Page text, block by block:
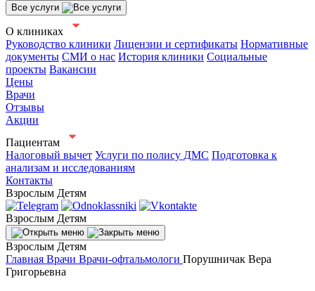
Все услуги
О клиниках
Руководство клиники Лицензии и сертификаты Нормативные
документы СМИ о нас История клиники Социальные
проекты Вакансии
Цены
Врачи
Отзывы
Акции
Пациентам
Налоговый вычет Услуги по полису ДМС Подготовка к
анализам и исследованиям
Контакты
Взрослым Детям
Взрослым Детям
Взрослым Детям
Главная Врачи Врачи-офтальмологи Порушничак Вера
Григорьевна